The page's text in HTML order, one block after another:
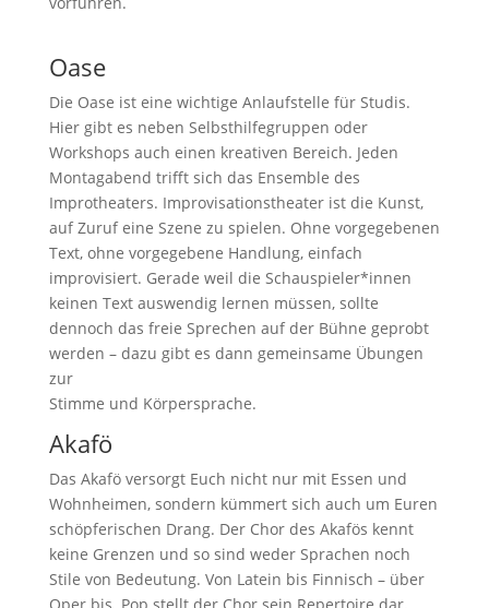
Oase
Die Oase ist eine wichtige Anlaufstelle für Studis.
Hier gibt es neben Selbsthilfegruppen oder
Workshops auch einen kreativen Bereich. Jeden
Montagabend trifft sich das Ensemble des
Improtheaters. Improvisationstheater ist die Kunst,
auf Zuruf eine Szene zu spielen. Ohne vorgegebenen
Text, ohne vorgegebene Handlung, einfach
improvisiert. Gerade weil die Schauspieler*innen
keinen Text auswendig lernen müssen, sollte
dennoch das freie Sprechen auf der Bühne geprobt
werden – dazu gibt es dann gemeinsame Übungen
zur
Stimme und Körpersprache.
Akafö
Das Akafö versorgt Euch nicht nur mit Essen und
Wohnheimen, sondern kümmert sich auch um Euren
schöpferischen Drang. Der Chor des Akafös kennt
keine Grenzen und so sind weder Sprachen noch
Stile von Bedeutung. Von Latein bis Finnisch – über